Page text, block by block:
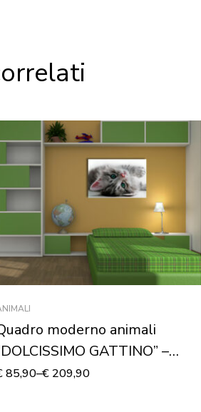
moderno animali
GATTINO” –
su tela
85,90–€ 209,90